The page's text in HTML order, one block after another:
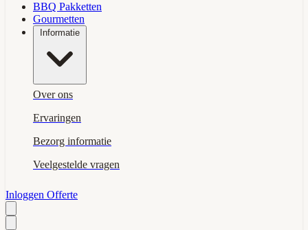
BBQ Pakketten
Gourmetten
Informatie
Over ons
Ervaringen
Bezorg informatie
Veelgestelde vragen
Inloggen Offerte